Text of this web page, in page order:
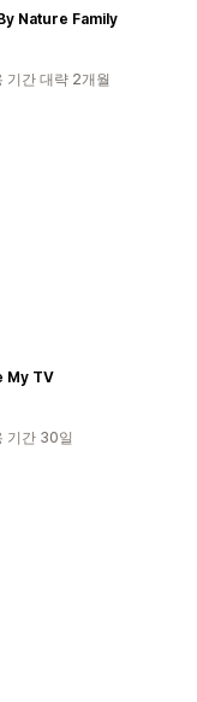
Nature Family
기간 대략 2개월
My TV
기간 30일